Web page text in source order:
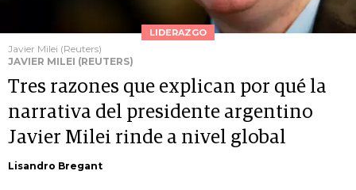
LIDERAZGO
Javier Milei (Reuters)
JAVIER MILEI (REUTERS)
Tres razones que explican por qué la
narrativa del presidente argentino
Javier Milei rinde a nivel global
Lisandro Bregant